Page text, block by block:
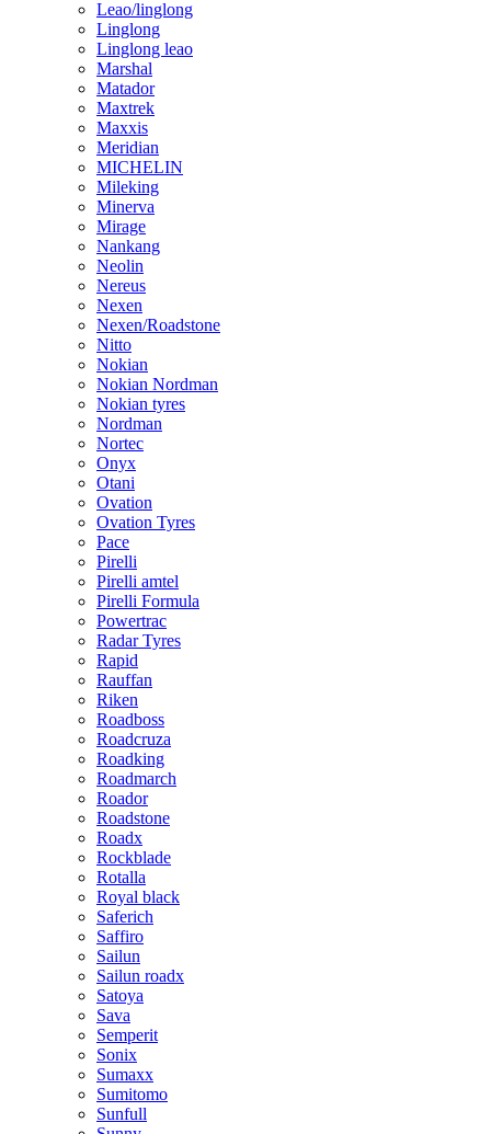
Leao/linglong
Linglong
Linglong leao
Marshal
Matador
Maxtrek
Maxxis
Meridian
MICHELIN
Mileking
Minerva
Mirage
Nankang
Neolin
Nereus
Nexen
Nexen/Roadstone
Nitto
Nokian
Nokian Nordman
Nokian tyres
Nordman
Nortec
Onyx
Otani
Ovation
Ovation Tyres
Pace
Pirelli
Pirelli amtel
Pirelli Formula
Powertrac
Radar Tyres
Rapid
Rauffan
Riken
Roadboss
Roadcruza
Roadking
Roadmarch
Roador
Roadstone
Roadx
Rockblade
Rotalla
Royal black
Saferich
Saffiro
Sailun
Sailun roadx
Satoya
Sava
Semperit
Sonix
Sumaxx
Sumitomo
Sunfull